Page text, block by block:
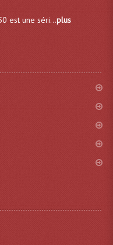
De Piste
est une séri...plus